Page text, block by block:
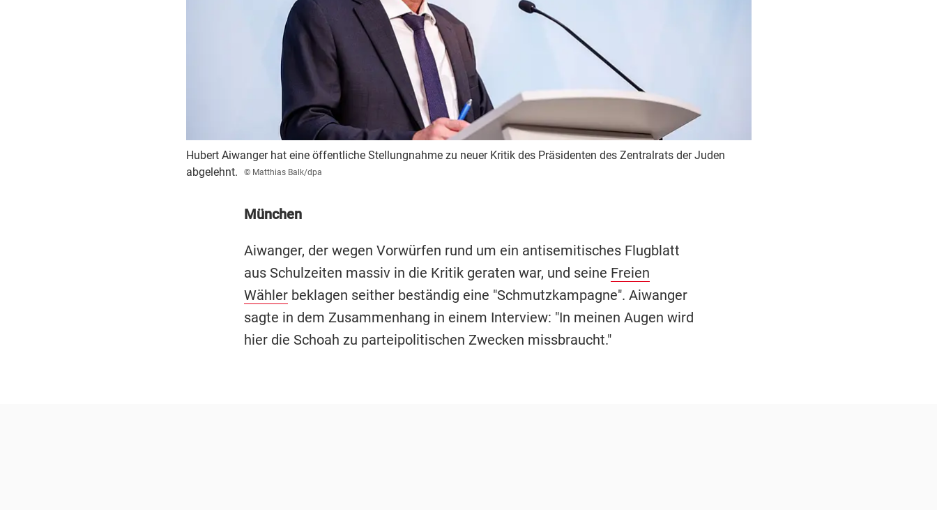
Hubert Aiwanger hat eine öffentliche Stellungnahme zu neuer Kritik des Präsidenten des Zentralrats der Juden
abgelehnt.
© Matthias Balk/dpa
München
Aiwanger, der wegen Vorwürfen rund um ein antisemitisches Flugblatt
aus Schulzeiten massiv in die Kritik geraten war, und seine Freien
Wählerbeklagen seither beständig eine "Schmutzkampagne". Aiwanger
sagte in dem Zusammenhang in einem Interview: "In meinen Augen wird
hier die Schoah zu parteipolitischen Zwecken missbraucht."